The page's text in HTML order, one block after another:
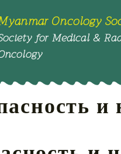
Oncology
for Medical &